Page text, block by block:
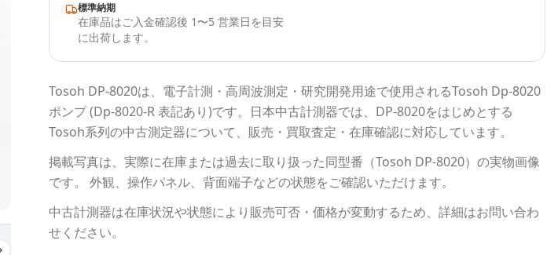
標準納期
在庫品はご入金確認後 1〜5 営業日を目安
に出荷します。
Tosoh DP-8020は、電子計測・高周波測定・研究開発用途で使用されるTosoh Dp-8020
ポンプ (Dp-8020-R 表記あり)です。 日本中古計測器では、 DP-8020をはじめとする
Tosoh系列の中古測定器について、販売・買取査定・在庫確認に対応しています。
掲載写真は、実際に在庫または過去に取り扱った同型番（Tosoh DP-8020）の実物画像
です。 外観、操作パネル、背面端子などの状態をご確認いただけます。
中古計測器は在庫状況や状態により販売可否・価格が変動するため、詳細はお問い合わ
せください。